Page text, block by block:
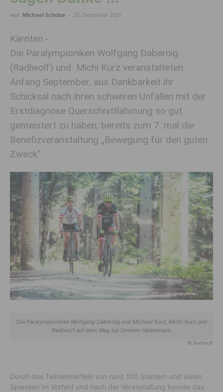
von Michael Schoba - 20. Dezember 2021
Kärnten -
Die Paralympioniken Wolfgang Dabernig
(Radlwolf) und Michi Kurz veranstalteten
Anfang September, aus Dankbarkeit ihr
Schicksal nach ihren schweren Unfällen mit der
Erstdiagnose Querschnittlähmung so gut
gemeistert zu haben, bereits zum 7. mal die
Benefizveranstaltung „Bewegung für den guten
Zweck“.
Die Paralympioniken Wolfgang Dabernig und Michael Kurz, Michi Kurz und
Radlwolf auf dem Weg zur Unteren Valentinalm
© Radlwolf
Durch das Teilnehmerfeld von rund 100 Startern und vielen
Spenden im Vorfeld und nach der Veranstaltung konnte das